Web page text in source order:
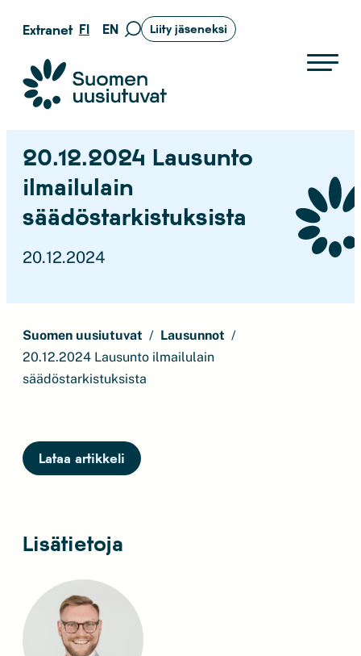
Siirry
sisältöön
Extranet FI EN
Siirry
Liity jäseneksi
Suomen uusiutuvat ry
20.12.2024 Lausunto
ilmailulain
säädöstarkistuksista
20.12.2024
Suomen uusiutuvat
Lausunnot
20.12.2024 Lausunto ilmailulain
säädöstarkistuksista
Lataa artikkeli
Lisätietoja